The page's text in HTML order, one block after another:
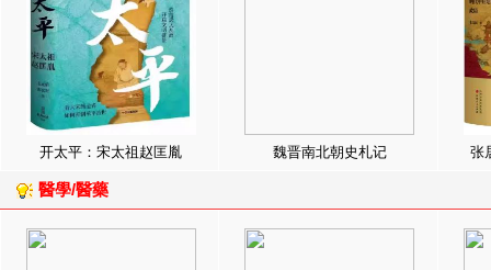
开太平：宋太祖赵匡胤 魏晋南北朝史札记 张
醫學/醫藥